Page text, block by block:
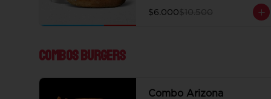
Incluye papas fritas crocantes.
$6.000$10.500
Combos Burgers
Combo Arizona